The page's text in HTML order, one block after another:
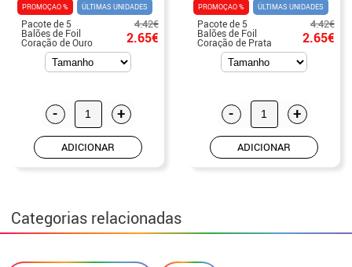
PROMOÇAO %
ÚLTIMAS UNIDADES
Pacote de 5
Balões de Foil
Coração de Ouro
23 cm
4.42€
2.65€
- +
ADICIONAR
PROMOÇAO %
ÚLTIMAS UNIDADES
Pacote de 5
Balões de Foil
Coração de Prata
23 cm
4.42€
2.65€
- +
ADICIONAR
Categorias relacionadas